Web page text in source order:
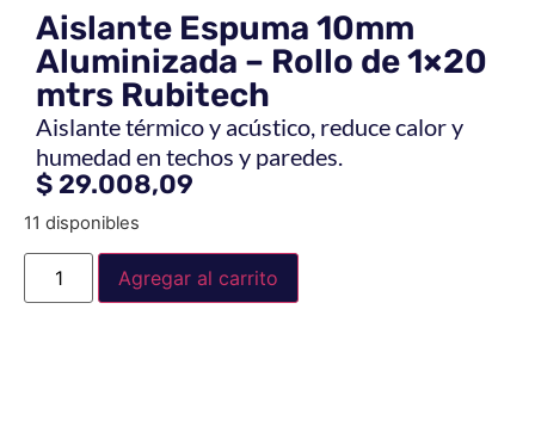
Aislante Espuma 10mm
Aluminizada – Rollo de 1×20
mtrs Rubitech
Aislante térmico y acústico, reduce calor y
humedad en techos y paredes.
$ 29.008,09
11 disponibles
Agregar al carrito